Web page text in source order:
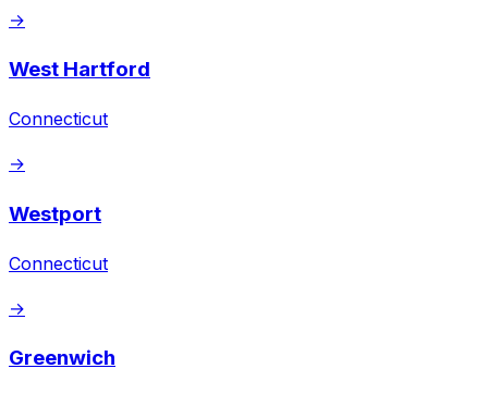
→
West Hartford
Connecticut
→
Westport
Connecticut
→
Greenwich